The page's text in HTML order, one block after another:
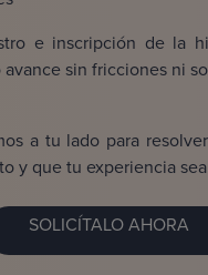
e inscripción de la
sin fricciones ni
a tu lado para
y que tu experiencia
SOLICÍTALO AHORA